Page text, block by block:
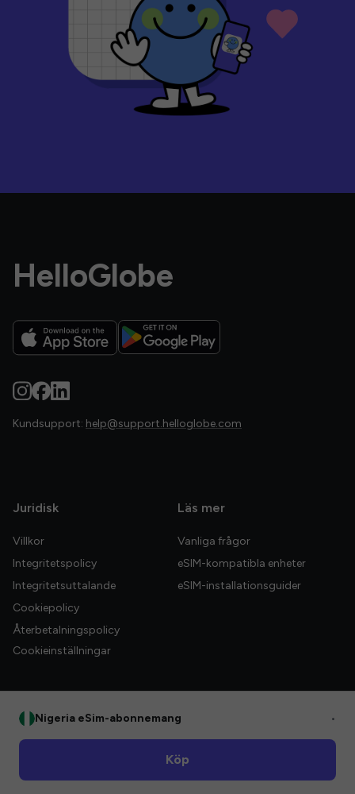
HelloGlobe
Kundsupport: help@support.helloglobe.com
Juridisk
Villkor
Integritetspolicy
Integritetsuttalande
Cookiepolicy
Återbetalningspolicy
Cookieinställningar
Läs mer
Vanliga frågor
eSIM-kompatibla enheter
eSIM-installationsguider
Nigeria eSim-abonnemang •
Köp